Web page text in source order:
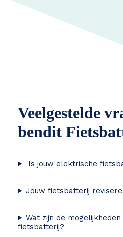
Veelgestelde
bendit
Is jouw elektrische
Jouw fietsbatterij
Wat zijn de
fietsbatterij?